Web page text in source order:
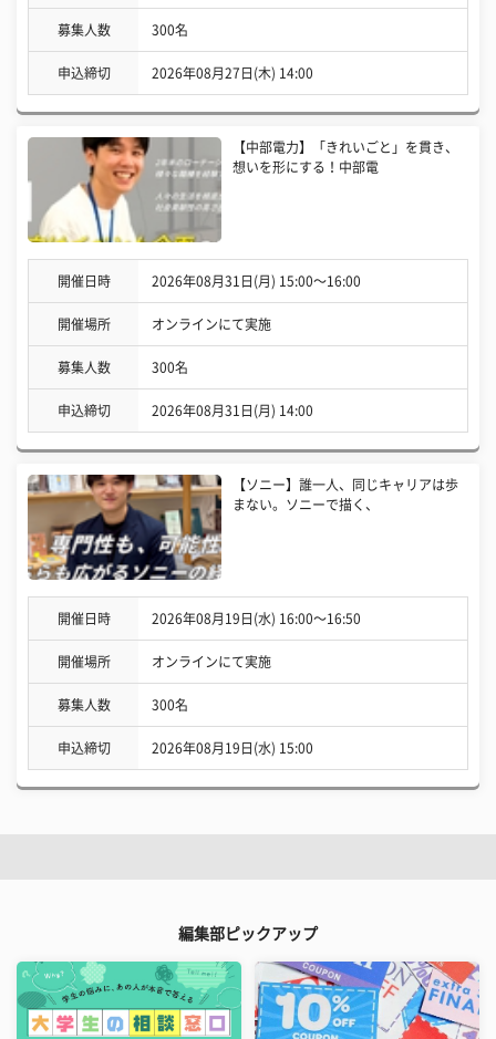
募集人数 300名
申込締切 2026年08月27日(木) 14:00
【中部電力】「きれいごと」を貫き、
想いを形にする！中部電
開催日時 2026年08月31日(月) 15:00〜16:00
開催場所 オンラインにて実施
募集人数 300名
申込締切 2026年08月31日(月) 14:00
【ソニー】誰一人、同じキャリアは歩
まない。ソニーで描く、
開催日時 2026年08月19日(水) 16:00〜16:50
開催場所 オンラインにて実施
募集人数 300名
申込締切 2026年08月19日(水) 15:00
編集部ピックアップ